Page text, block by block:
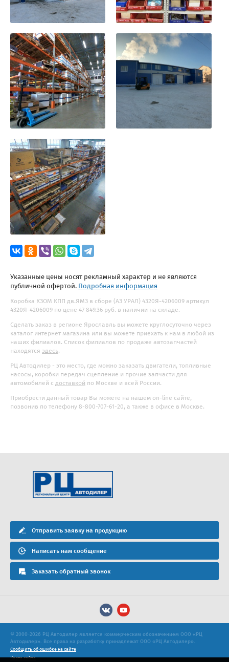
Указанные цены носят рекламный характер и не являются
публичной офертой. Подробная информация
Коробка КЗОМ КПП дв.ЯМЗ в сборе (АЗ УРАЛ) 4320Я-4206009 артикул
4320Я-4206009 по цене 47 849.36 руб. в наличии на складе.
Сделать заказ в регионе Ярославль вы можете круглосуточно через
каталог интернет магазина или вы можете приехать к нам в любой из
наших филиалов. Список филиалов по продаже автозапчастей
находятся здесь.
РЦ Автодилер - это место, где можно заказать двигатели, топливные
насосы, коробки передач сцепление и прочие запчасти для
автомобилей с доставкой по Москве и всей России.
Приобрести данный товар Вы можете на нашем on-line сайте,
позвонив по телефону 8-800-707-61-20, а также в офисе в Москве.
Отправить заявку на продукцию
Написать нам сообщение
Заказать обратный звонок
© 2000-2026 РЦ Автодилер является коммерческим обозначением ООО «РЦ
Автодилер». Все права на разработку принадлежат ООО «РЦ Автодилер».
Сообщить об ошибке на сайте
Карта сайта